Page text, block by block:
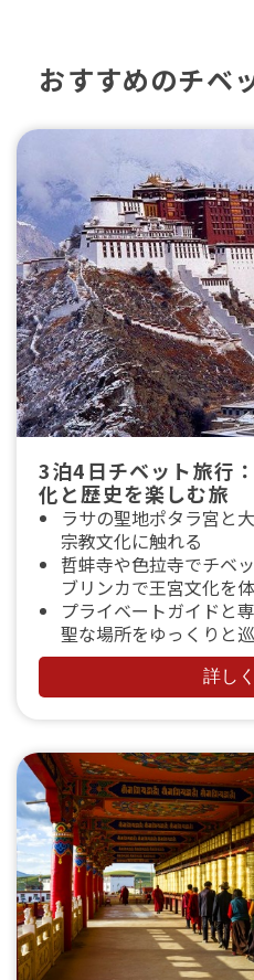
おすすめのチベ
3泊4日チベット旅行
化と歴史を楽しむ旅
ラサの聖地ポタラ宮と
宗教文化に触れる
哲蚌寺や色拉寺でチベ
ブリンカで王宮文化を
プライベートガイドと
聖な場所をゆっくりと
詳し